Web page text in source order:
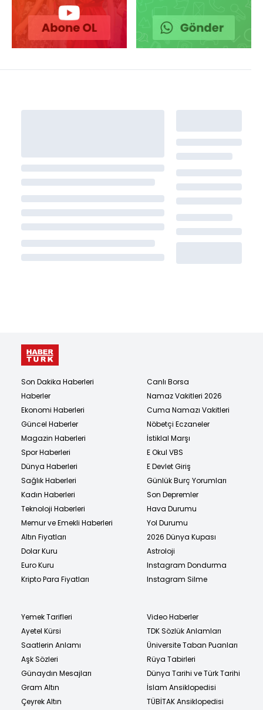
Son Dakika Haberleri
Haberler
Ekonomi Haberleri
Güncel Haberler
Magazin Haberleri
Spor Haberleri
Dünya Haberleri
Sağlık Haberleri
Kadın Haberleri
Teknoloji Haberleri
Memur ve Emekli Haberleri
Altın Fiyatları
Dolar Kuru
Euro Kuru
Kripto Para Fiyatları
Canlı Borsa
Namaz Vakitleri 2026
Cuma Namazı Vakitleri
Nöbetçi Eczaneler
İstiklal Marşı
E Okul VBS
E Devlet Giriş
Günlük Burç Yorumları
Son Depremler
Hava Durumu
Yol Durumu
2026 Dünya Kupası
Astroloji
Instagram Dondurma
Instagram Silme
Yemek Tarifleri
Ayetel Kürsi
Saatlerin Anlamı
Aşk Sözleri
Günaydın Mesajları
Gram Altın
Çeyrek Altın
Video Haberler
TDK Sözlük Anlamları
Üniversite Taban Puanları
Rüya Tabirleri
Dünya Tarihi ve Türk Tarihi
İslam Ansiklopedisi
TÜBİTAK Ansiklopedisi